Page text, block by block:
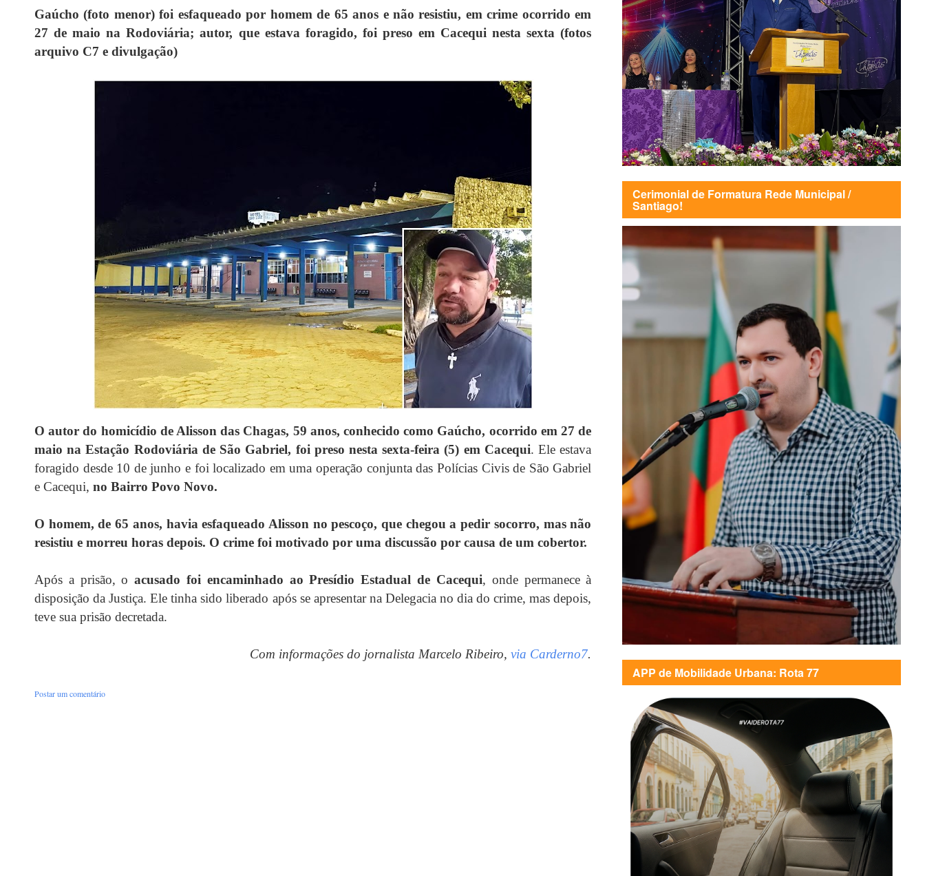
Gaúcho (foto menor) foi esfaqueado por homem de 65 anos e não resistiu, em crime ocorrido em
27 de maio na Rodoviária; autor, que estava foragido, foi preso em Cacequi nesta sexta (fotos
arquivo C7 e divulgação)
O autor do homicídio de Alisson das Chagas, 59 anos, conhecido como Gaúcho, ocorrido em 27 de
maio na Estação Rodoviária de São Gabriel, foi preso nesta sexta-feira (5) em Cacequi. Ele estava
foragido desde 10 de junho e foi localizado em uma operação conjunta das Polícias Civis de São Gabriel
e Cacequi, no Bairro Povo Novo.
O homem, de 65 anos, havia esfaqueado Alisson no pescoço, que chegou a pedir socorro, mas não
resistiu e morreu horas depois. O crime foi motivado por uma discussão por causa de um cobertor.
Após a prisão, o acusado foi encaminhado ao Presídio Estadual de Cacequi, onde permanece à
disposição da Justiça. Ele tinha sido liberado após se apresentar na Delegacia no dia do crime, mas depois,
teve sua prisão decretada.
Com informações do jornalista Marcelo Ribeiro,via Carderno7.
Postar um comentário
Cerimonial de Formatura Rede Municipal /
Santiago!
APP de Mobilidade Urbana: Rota 77